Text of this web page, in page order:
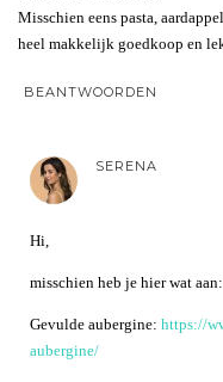
Misschien eens pasta,
heel makkelijk goedkoop en
BEANTWOORDEN
SERENA
Hi,
misschien heb je hier wat aan:
Gevulde aubergine: https://
aubergine/